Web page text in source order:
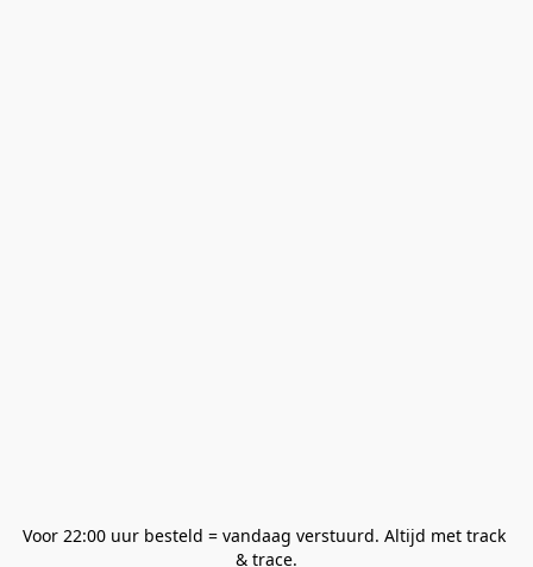
Voor 22:00 uur besteld = vandaag verstuurd. Altijd met track
& trace.